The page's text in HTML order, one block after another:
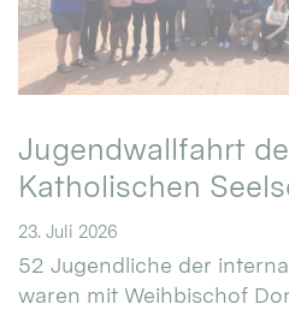
Jugendwallfahrt
Katholischen
23. Juli 2026
52 Jugendliche der
waren mit Weihbischof